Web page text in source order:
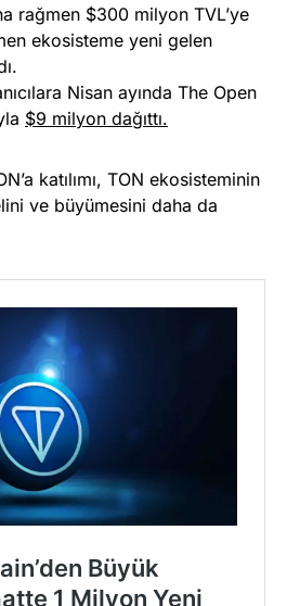
rağmen $300 milyon TVL’ye
ekosisteme yeni gelen
Nisan ayında The Open
$9 milyon dağıttı.
katılımı, TON ekosisteminin
ve büyümesini daha da